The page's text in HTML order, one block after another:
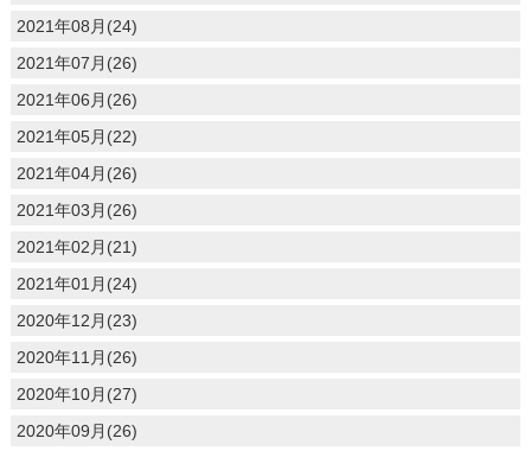
2021年08月(24)
2021年07月(26)
2021年06月(26)
2021年05月(22)
2021年04月(26)
2021年03月(26)
2021年02月(21)
2021年01月(24)
2020年12月(23)
2020年11月(26)
2020年10月(27)
2020年09月(26)